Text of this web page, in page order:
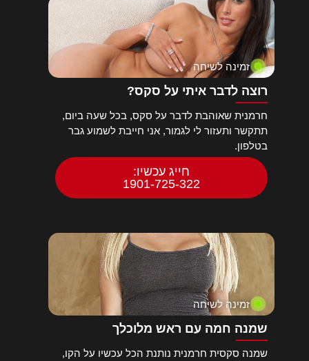
זמינה לשיחה
רוצה לדבר איתי על סקס?
חרמנית שאוהבת לדבר על סקס, בכל שעה ביום,
תתקשר ותעזור לי לגמור, אני חייבת לשמוע גבר
בטלפון.
חייג עכשיו:
1901-725-322
זמינה לשיחה
שמנה חמה עם ראש מלוכלך
שמנה סקסית חרמנית נותנת הכל עכשיו על הקו,